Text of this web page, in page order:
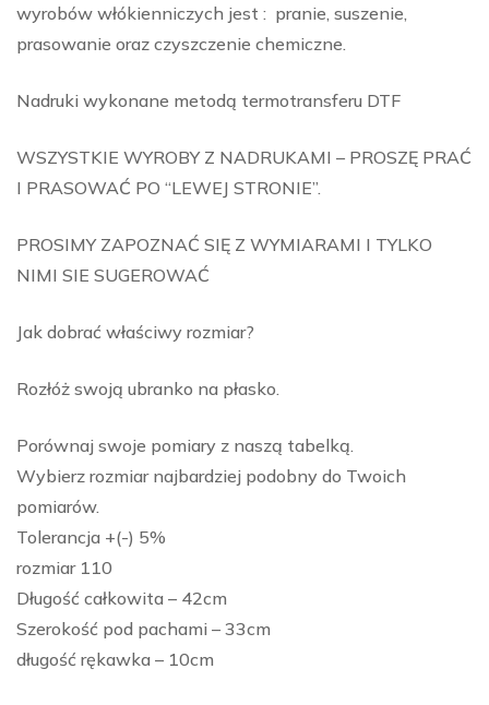
wyrobów włókienniczych jest : pranie, suszenie,
prasowanie oraz czyszczenie chemiczne.
Nadruki wykonane metodą termotransferu DTF
WSZYSTKIE WYROBY Z NADRUKAMI – PROSZĘ PRAĆ
I PRASOWAĆ PO “LEWEJ STRONIE”.
PROSIMY ZAPOZNAĆ SIĘ Z WYMIARAMI I TYLKO
NIMI SIE SUGEROWAĆ
Jak dobrać właściwy rozmiar?
Rozłóż swoją ubranko na płasko.
Porównaj swoje pomiary z naszą tabelką.
Wybierz rozmiar najbardziej podobny do Twoich
pomiarów.
Tolerancja +(-) 5%
rozmiar 110
Długość całkowita – 42cm
Szerokość pod pachami – 33cm
długość rękawka – 10cm